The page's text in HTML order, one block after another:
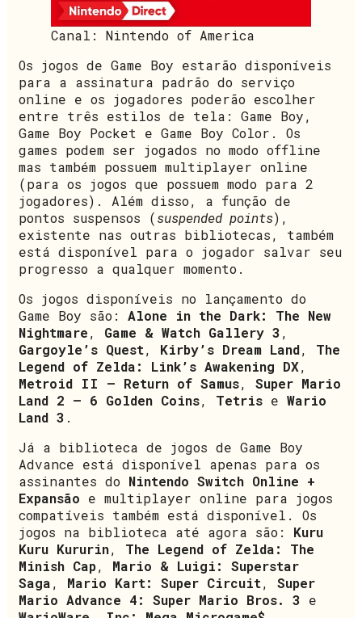
Canal: Nintendo of America
Os jogos de Game Boy estarão disponíveis
para a assinatura padrão do serviço
online e os jogadores poderão escolher
entre três estilos de tela: Game Boy,
Game Boy Pocket e Game Boy Color. Os
games podem ser jogados no modo offline
mas também possuem multiplayer online
(para os jogos que possuem modo para 2
jogadores). Além disso, a função de
pontos suspensos (suspended points),
existente nas outras bibliotecas, também
está disponível para o jogador salvar seu
progresso a qualquer momento.
Os jogos disponíveis no lançamento do
Game Boy são: Alone in the Dark: The New
Nightmare, Game & Watch Gallery 3,
Gargoyle’s Quest, Kirby’s Dream Land, The
Legend of Zelda: Link’s Awakening DX,
Metroid II – Return of Samus, Super Mario
Land 2 – 6 Golden Coins, Tetris e Wario
Land 3 .
Já a biblioteca de jogos de Game Boy
Advance está disponível apenas para os
assinantes do Nintendo Switch Online +
Expansão e multiplayer online para jogos
compatíveis também está disponível. Os
jogos na biblioteca até agora são: Kuru
Kuru Kururin, The Legend of Zelda: The
Minish Cap, Mario & Luigi: Superstar
Saga, Mario Kart: Super Circuit, Super
Mario Advance 4: Super Mario Bros. 3 e